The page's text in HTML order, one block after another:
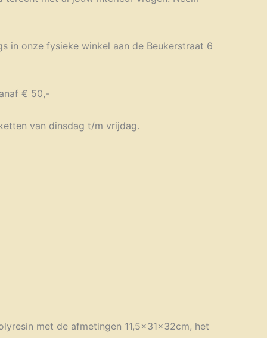
in onze fysieke winkel aan de Beukerstraat 6
€ 50,-
van dinsdag t/m vrijdag.
met de afmetingen 11,5x31x32cm, het